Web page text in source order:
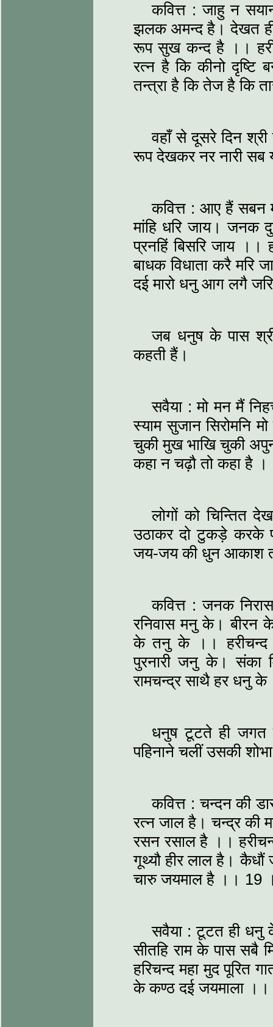
कवित्त : जाहु न
झलक अमन्द है। देखत ही
रूप सुख कन्द है ।।
रत्न है कि कीनो दृष्टि
तन्त्रा है कि तेज है कि
वहाँ से दूसरे दिन
रूप देखकर नर नारी सब
कवित्त : आए हैं सबन
मांहि धरि जाय। जनक
प्रनहिं बिसरि जाय ।।
बाधक विधाता करै मरि
दई मारो धनु आग लगै
जब धनुष के पास
कहती हैं।
सवैया : मो मन मैं
स्याम सुजान सिरोमनि
चुकी मुख भाखि चुकी
कहा न चढ़ौ तो कहा है
लोगों को चिन्तित
उठाकर दो टुकड़े करके
जय-जय की धुन आकाश
कवित्त : जनक
रनिवास मनु के। बीरन
के तनु के ।। हरीचन्द
पुरनारी जनु के। संका
रामचन्द्र साथै हर धनु
धनुष टूटते ही जगत
पहिनाने चलीं उसकी
कवित्त : चन्दन की
रत्न जाल है। चन्द्र की
रसन रसाल है ।।
गूथ्यौ हीर लाल है।
चारु जयमाल है ।। 19
सवैया : टूटत ही धनु
सीतहि राम के पास सबै
हरिचन्द महा मुद पूरित
के कण्ठ दई जयमाला